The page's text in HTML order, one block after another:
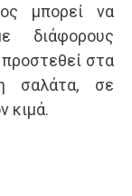
μπορεί να
διάφορους
στα
σαλάτα, σε
κιμά.